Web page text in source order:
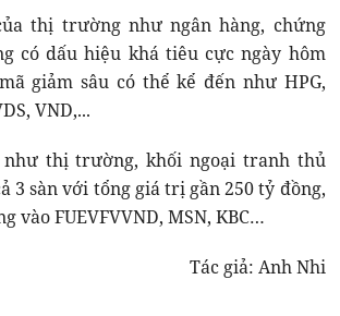
thị trường như ngân hàng, chứng
có dấu hiệu khá tiêu cực ngày hôm
giảm sâu có thể kể đến như HPG,
VND,...
như thị trường, khối ngoại tranh thủ
3 sàn với tổng giá trị gần 250 tỷ đồng,
vào FUEVFVVND, MSN, KBC…
Tác giả: Anh Nhi